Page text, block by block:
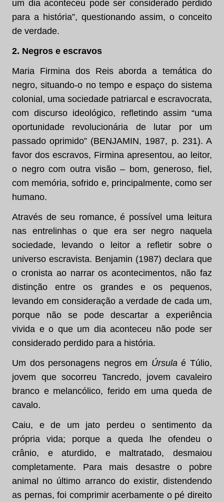
um dia aconteceu pode ser considerado perdido
para a história”, questionando assim, o conceito
de verdade.
2. Negros e escravos
Maria Firmina dos Reis aborda a temática do
negro, situando-o no tempo e espaço do sistema
colonial, uma sociedade patriarcal e escravocrata,
com discurso ideológico, refletindo assim “uma
oportunidade revolucionária de lutar por um
passado oprimido” (BENJAMIN, 1987, p. 231). A
favor dos escravos, Firmina apresentou, ao leitor,
o negro com outra visão – bom, generoso, fiel,
com memória, sofrido e, principalmente, como ser
humano.
Através de seu romance, é possível uma leitura
nas entrelinhas o que era ser negro naquela
sociedade, levando o leitor a refletir sobre o
universo escravista. Benjamin (1987) declara que
o cronista ao narrar os acontecimentos, não faz
distinção entre os grandes e os pequenos,
levando em consideração a verdade de cada um,
porque não se pode descartar a experiência
vivida e o que um dia aconteceu não pode ser
considerado perdido para a história.
Um dos personagens negros em Úrsula é Túlio,
jovem que socorreu Tancredo, jovem cavaleiro
branco e melancólico, ferido em uma queda de
cavalo.
Caiu, e de um jato perdeu o sentimento da
própria vida; porque a queda lhe ofendeu o
crânio, e aturdido, e maltratado, desmaiou
completamente. Para mais desastre o pobre
animal no último arranco do existir, distendendo
as pernas, foi comprimir acerbamente o pé direito